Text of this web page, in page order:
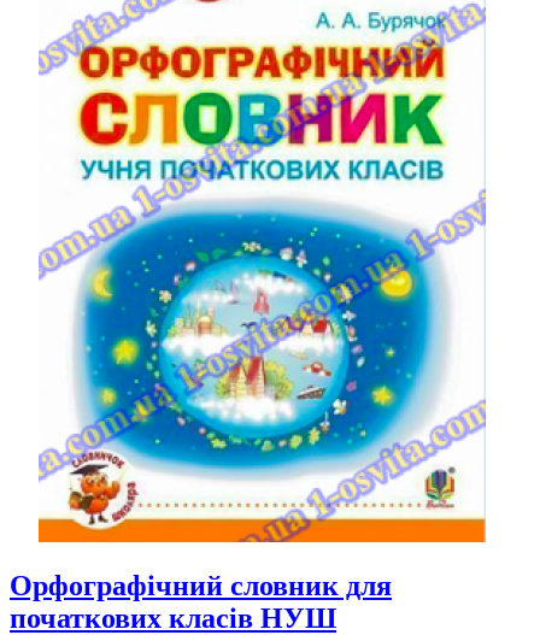
Орфографічний словник для
початкових класів НУШ